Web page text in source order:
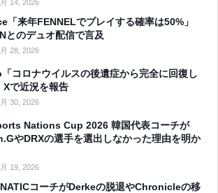
14, 2026
「来年FENNELでプレイする確率は50%」
とのデュオ配信で言及
28, 2026
コロナウイルスの後遺症から完全に回復し
Xで近況を報告
30, 2026
Nations Cup 2026 韓国代表コーチが
やDRXの選手を選出しなかった理由を明か
19, 2026
コーチがDerkeの脱退やChronicleの移